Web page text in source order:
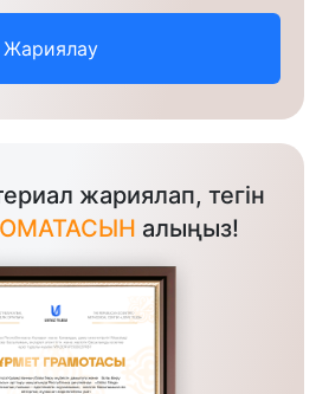
Жариялау
жариялап, тегін
алыңыз!